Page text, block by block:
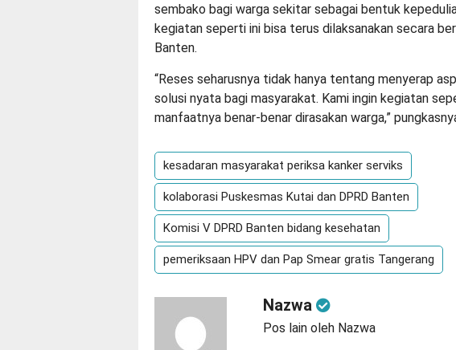
sembako bagi warga sekitar sebagai bentuk
kegiatan seperti ini bisa terus dilaksanakan secara
Banten.
“Reses seharusnya tidak hanya tentang menyerap
solusi nyata bagi masyarakat. Kami ingin kegiatan
manfaatnya benar-benar dirasakan warga,”
kesadaran masyarakat periksa kanker serviks
kolaborasi Puskesmas Kutai dan DPRD Banten
Komisi V DPRD Banten bidang kesehatan
pemeriksaan HPV dan Pap Smear gratis Tangerang
Nazwa
Pos lain oleh Nazwa